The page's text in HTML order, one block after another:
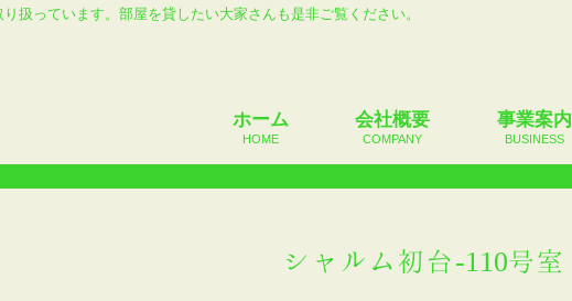
扱っています。部屋を貸したい大家さんも是非ご覧ください。
ホーム
HOME
会社概要
COMPANY
事業案内
BUSINESS
シャルム初台-110号室